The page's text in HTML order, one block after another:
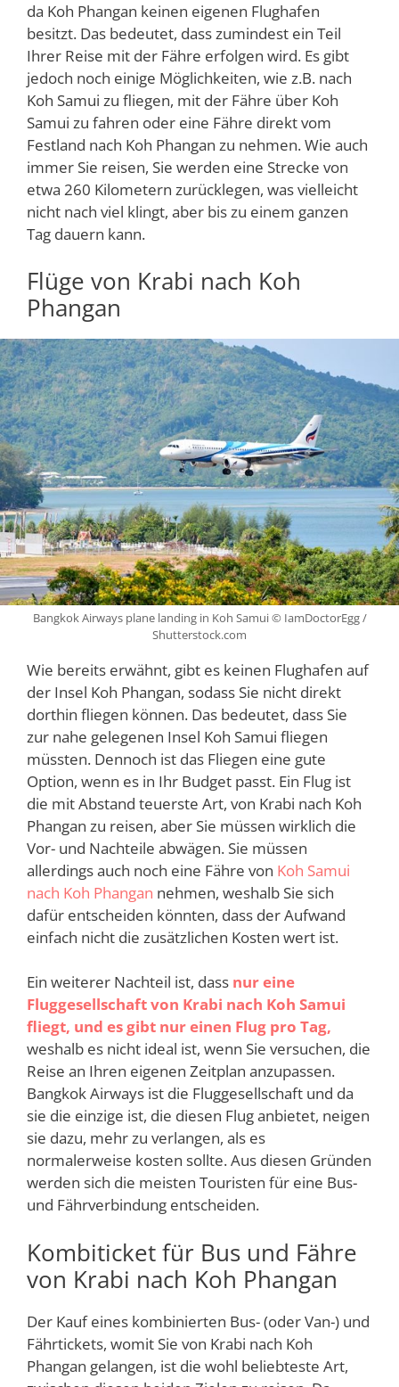
da Koh Phangan keinen eigenen Flughafen
besitzt. Das bedeutet, dass zumindest ein Teil
Ihrer Reise mit der Fähre erfolgen wird. Es gibt
jedoch noch einige Möglichkeiten, wie z.B. nach
Koh Samui zu fliegen, mit der Fähre über Koh
Samui zu fahren oder eine Fähre direkt vom
Festland nach Koh Phangan zu nehmen. Wie auch
immer Sie reisen, Sie werden eine Strecke von
etwa 260 Kilometern zurücklegen, was vielleicht
nicht nach viel klingt, aber bis zu einem ganzen
Tag dauern kann.
Flüge von Krabi nach Koh
Phangan
Bangkok Airways plane landing in Koh Samui © IamDoctorEgg /
Shutterstock.com
Wie bereits erwähnt, gibt es keinen Flughafen auf
der Insel Koh Phangan, sodass Sie nicht direkt
dorthin fliegen können. Das bedeutet, dass Sie
zur nahe gelegenen Insel Koh Samui fliegen
müssten. Dennoch ist das Fliegen eine gute
Option, wenn es in Ihr Budget passt. Ein Flug ist
die mit Abstand teuerste Art, von Krabi nach Koh
Phangan zu reisen, aber Sie müssen wirklich die
Vor- und Nachteile abwägen. Sie müssen
allerdings auch noch eine Fähre von Koh Samui
nach Koh Phangan nehmen, weshalb Sie sich
dafür entscheiden könnten, dass der Aufwand
einfach nicht die zusätzlichen Kosten wert ist.
Ein weiterer Nachteil ist, dass nur eine
Fluggesellschaft von Krabi nach Koh Samui
fliegt, und es gibt nur einen Flug pro Tag,
weshalb es nicht ideal ist, wenn Sie versuchen, die
Reise an Ihren eigenen Zeitplan anzupassen.
Bangkok Airways ist die Fluggesellschaft und da
sie die einzige ist, die diesen Flug anbietet, neigen
sie dazu, mehr zu verlangen, als es
normalerweise kosten sollte. Aus diesen Gründen
werden sich die meisten Touristen für eine Bus-
und Fährverbindung entscheiden.
Kombiticket für Bus und Fähre
von Krabi nach Koh Phangan
Der Kauf eines kombinierten Bus- (oder Van-) und
Fährtickets, womit Sie von Krabi nach Koh
Phangan gelangen, ist die wohl beliebteste Art,